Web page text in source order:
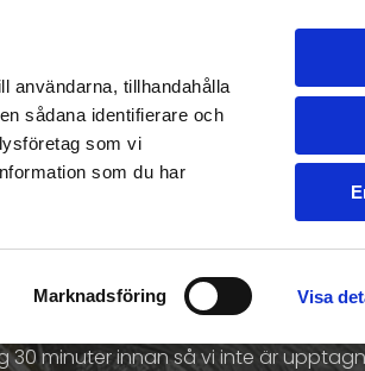
användarna, tillhandahålla
sådana identifierare och
som vi
som du har
Marknadsföring Visa
PLAST
30 minuter innan så vi inte är